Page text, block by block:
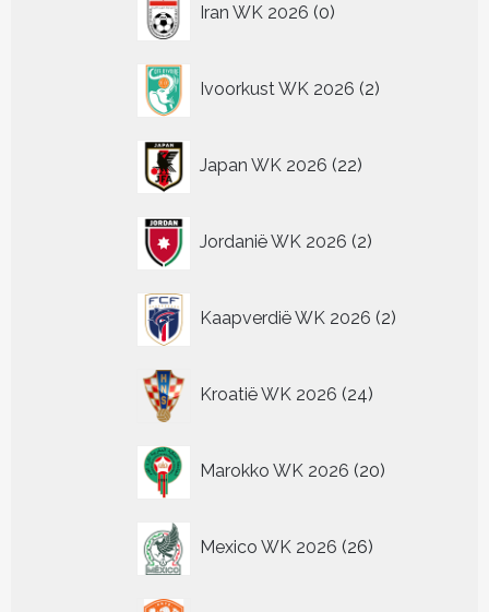
Iran WK 2026 0
producten
Ivoorkust WK 2026 2
producten
Japan WK 2026 22
producten
Jordanië WK 2026 2
producten
Kaapverdië WK 2026 2
producten
Kroatië WK 2026 24
producten
Marokko WK 2026 20
producten
Mexico WK 2026 26
producten